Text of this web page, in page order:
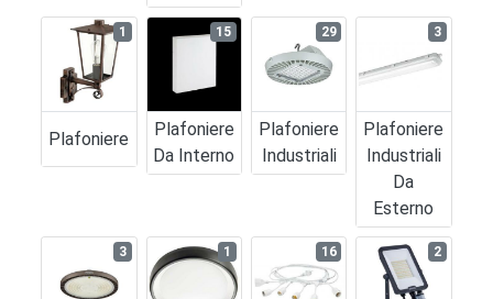
Plafoniere
1
Plafoniere
Da Interno
15
Plafoniere
Industriali
29
Plafoniere
Industriali
Da
Esterno
3
3 1 16 2